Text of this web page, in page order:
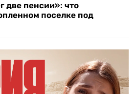
две пенсии»: что
поселке под